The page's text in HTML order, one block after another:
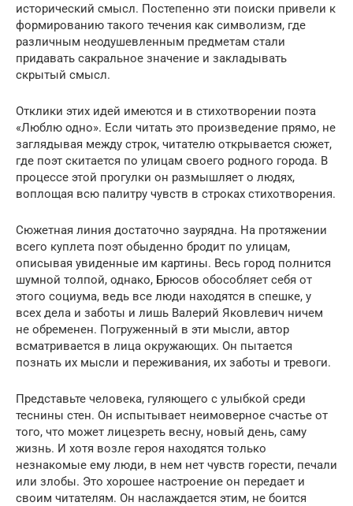
исторический смысл. Постепенно эти поиски привели к
формированию такого течения как символизм, где
различным неодушевленным предметам стали
придавать сакральное значение и закладывать
скрытый смысл.
Отклики этих идей имеются и в стихотворении поэта
«Люблю одно». Если читать это произведение прямо, не
заглядывая между строк, читателю открывается сюжет,
где поэт скитается по улицам своего родного города. В
процессе этой прогулки он размышляет о людях,
воплощая всю палитру чувств в строках стихотворения.
Сюжетная линия достаточно заурядна. На протяжении
всего куплета поэт обыденно бродит по улицам,
описывая увиденные им картины. Весь город полнится
шумной толпой, однако, Брюсов обособляет себя от
этого социума, ведь все люди находятся в спешке, у
всех дела и заботы и лишь Валерий Яковлевич ничем
не обременен. Погруженный в эти мысли, автор
всматривается в лица окружающих. Он пытается
познать их мысли и переживания, их заботы и тревоги.
Представьте человека, гуляющего с улыбкой среди
теснины стен. Он испытывает неимоверное счастье от
того, что может лицезреть весну, новый день, саму
жизнь. И хотя возле героя находятся только
незнакомые ему люди, в нем нет чувств горести, печали
или злобы. Это хорошее настроение он передает и
своим читателям. Он наслаждается этим, не боится